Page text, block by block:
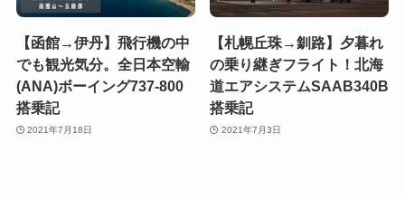
【函館→伊丹】飛行機の中
でも観光気分。全日本空輸
(ANA)ボーイング737-800
搭乗記
2021年7月18日
【札幌丘珠→釧路】夕暮れ
の乗り継ぎフライト！北海
道エアシステムSAAB340B
搭乗記
2021年7月3日